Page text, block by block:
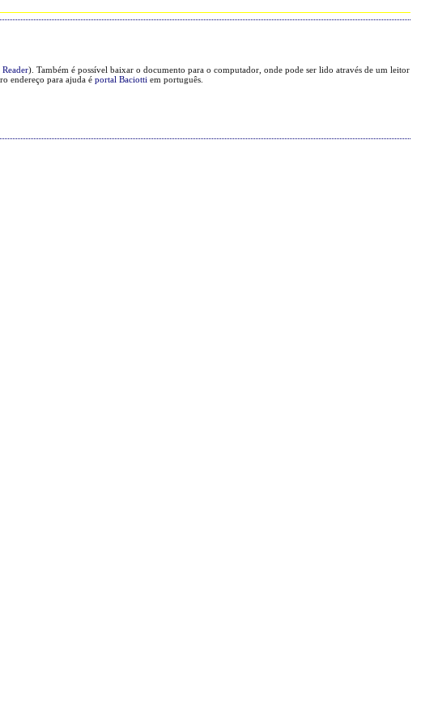
). Também é possível baixar o documento para o computador, onde pode ser lido através de um leitor
endereço para ajuda é portal Baciotti em português.